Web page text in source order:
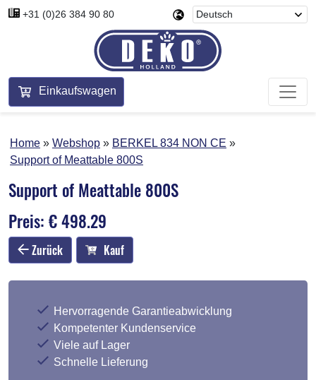
+31 (0)26 384 90 80
Einkaufswagen
Home Webshop
BERKEL 834 NON CE
Support of Meattable 800S
Support of Meattable 800S
Preis: € 498.29
Zurück Kauf
Hervorragende Garantieabwicklung
Kompetenter Kundenservice
Viele auf Lager
Schnelle Lieferung